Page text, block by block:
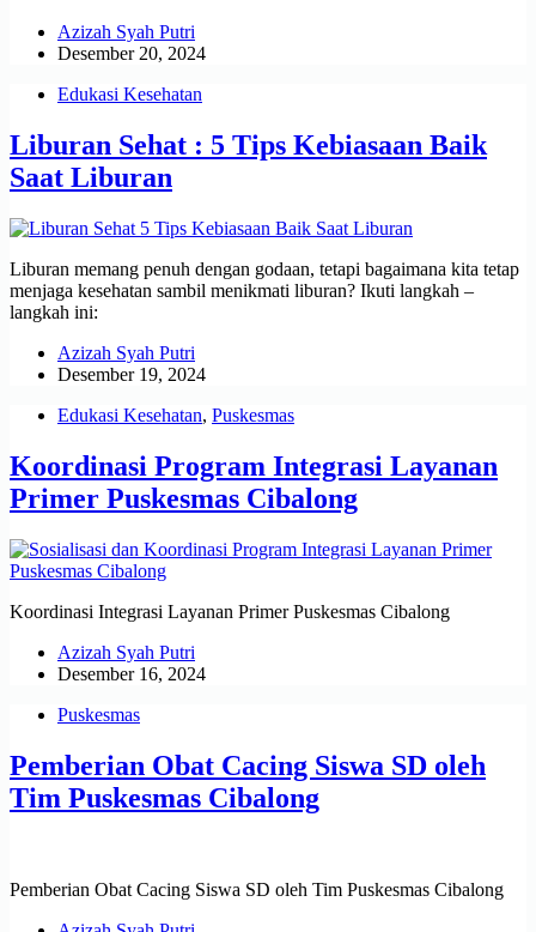
Azizah Syah Putri
Desember 20, 2024
Edukasi Kesehatan
Liburan Sehat : 5 Tips Kebiasaan Baik
Saat Liburan
Liburan memang penuh dengan godaan, tetapi bagaimana kita tetap
menjaga kesehatan sambil menikmati liburan? Ikuti langkah –
langkah ini:
Azizah Syah Putri
Desember 19, 2024
Edukasi Kesehatan, Puskesmas
Koordinasi Program Integrasi Layanan
Primer Puskesmas Cibalong
Koordinasi Integrasi Layanan Primer Puskesmas Cibalong
Azizah Syah Putri
Desember 16, 2024
Puskesmas
Pemberian Obat Cacing Siswa SD oleh
Tim Puskesmas Cibalong
Pemberian Obat Cacing Siswa SD oleh Tim Puskesmas Cibalong